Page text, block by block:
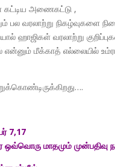
கட்டிய அணைகட்டு ,
வரலாற்று நிகழ்வுகளை
ஹாஜிகள் வரலாற்று
என்னும் மீக்காத் எல்லையில்
7,17
ஒவ்வொரு மாதமும் முன்பதிவு